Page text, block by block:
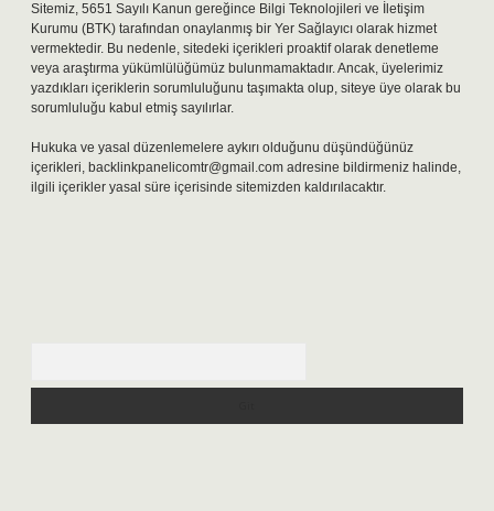
Sitemiz, 5651 Sayılı Kanun gereğince Bilgi Teknolojileri ve İletişim
Kurumu (BTK) tarafından onaylanmış bir Yer Sağlayıcı olarak hizmet
vermektedir. Bu nedenle, sitedeki içerikleri proaktif olarak denetleme
veya araştırma yükümlülüğümüz bulunmamaktadır. Ancak, üyelerimiz
yazdıkları içeriklerin sorumluluğunu taşımakta olup, siteye üye olarak bu
sorumluluğu kabul etmiş sayılırlar.
Hukuka ve yasal düzenlemelere aykırı olduğunu düşündüğünüz
içerikleri, backlinkpanelicomtr@gmail.com adresine bildirmeniz halinde,
ilgili içerikler yasal süre içerisinde sitemizden kaldırılacaktır.